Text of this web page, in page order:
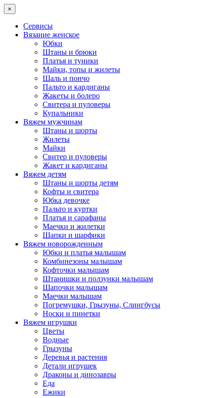
×
Сервисы
Вязание женское
Юбки
Штаны и брюки
Платья и туники
Майки, топы и жилеты
Шаль и пончо
Пальто и кардиганы
Жакеты и болеро
Свитера и пуловеры
Купальники
Вяжем мужчинам
Штаны и шорты
Жилеты
Майки
Свитер и пуловеры
Жакет и кардиганы
Вяжем детям
Штаны и шорты детям
Кофты и свитера
Юбка девочке
Пальто и куртки
Платья и сарафаны
Маечки и жилетки
Шапки и шарфики
Вяжем новорожденным
Юбки и платья малышам
Комбинезоны малышам
Кофточки малышам
Штанишки и ползунки малышам
Шапочки малышам
Маечки малышам
Погремушки, Грызуны, Слингбусы
Носки и пинетки
Вяжем игрушки
Цветы
Водные
Грызуны
Деревья и растения
Детали игрушек
Драконы и динозавры
Еда
Ежики